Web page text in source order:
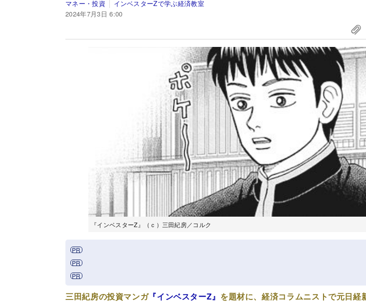
マネー・投資
インベスターZで学ぶ経済教室
2024年7月3日 6:00
『インベスターZ』（ｃ）三田紀房／コルク
三田紀房の投資マンガ『インベスターZ』 を題材に、経済コラムニストで元日経